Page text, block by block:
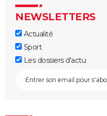
NEWSLETTERS
Actualité
Sport
Les dossiers d'actu